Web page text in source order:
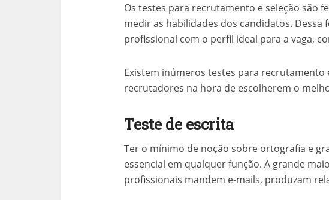
Os testes para recrutamento e seleção são
medir as habilidades dos candidatos. Dessa
profissional com o perfil ideal para a vaga,
Existem inúmeros testes para recrutamento
recrutadores na hora de escolherem o
Teste de escrita
Ter o mínimo de noção sobre ortografia e
essencial em qualquer função. A grande
profissionais mandem e-mails, produzam